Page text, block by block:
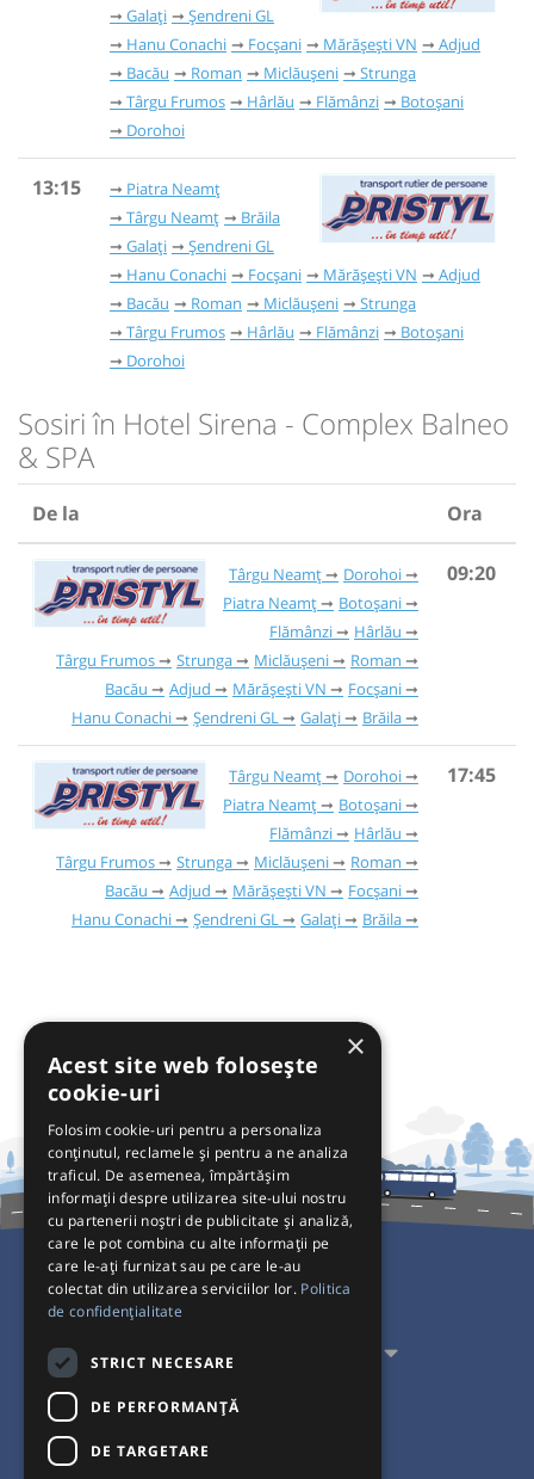
Galați
Șendreni GL
Hanu Conachi
Focșani Mărășești VN
Adjud
Bacău
Roman Miclăușeni
Strunga
Târgu Frumos
Hârlău Flămânzi
Botoșani
Dorohoi
13:15
Piatra Neamț
Târgu Neamț
Brăila
Galați
Șendreni GL
Hanu Conachi
Focșani Mărășești VN
Adjud
Bacău
Roman Miclăușeni
Strunga
Târgu Frumos
Hârlău Flămânzi
Botoșani
Dorohoi
Sosiri în Hotel Sirena - Complex Balneo
& SPA
De la Ora
Târgu Neamț
Dorohoi
Piatra Neamț
Botoșani
Flămânzi
Hârlău
Târgu Frumos
Strunga Miclăușeni
Roman
Bacău
Adjud Mărășești VN
Focșani
Hanu Conachi
Șendreni GL Galați Brăila
09:20
Târgu Neamț
Dorohoi
Piatra Neamț
Botoșani
Flămânzi
Hârlău
Târgu Frumos
Strunga Miclăușeni
Roman
Bacău
Adjud Mărășești VN
Focșani
Hanu Conachi
Șendreni GL Galați Brăila
17:45
Pentru Călători
Pentru Transportatori
Interacționăm
Acceptăm plăți cu
×
Acest site web folosește
cookie-uri
Folosim cookie-uri pentru a personaliza
conținutul, reclamele și pentru a ne analiza
traficul. De asemenea, împărtășim
informații despre utilizarea site-ului nostru
cu partenerii noștri de publicitate și analiză,
care le pot combina cu alte informații pe
care le-ați furnizat sau pe care le-au
colectat din utilizarea serviciilor lor. Politica
de confidențialitate
STRICT NECESARE
DE PERFORMANȚĂ
DE TARGETARE